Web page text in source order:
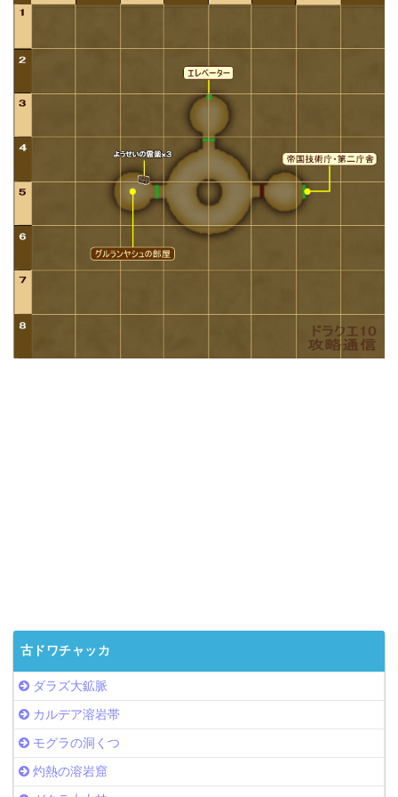
古ドワチャッカ
ダラズ大鉱脈
カルデア溶岩帯
モグラの洞くつ
灼熱の溶岩窟